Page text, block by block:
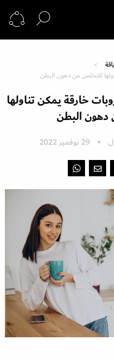
للتخلص من دهون البطن
خارقة يمكن تناولها
البطن
29 نوفمبر 2022